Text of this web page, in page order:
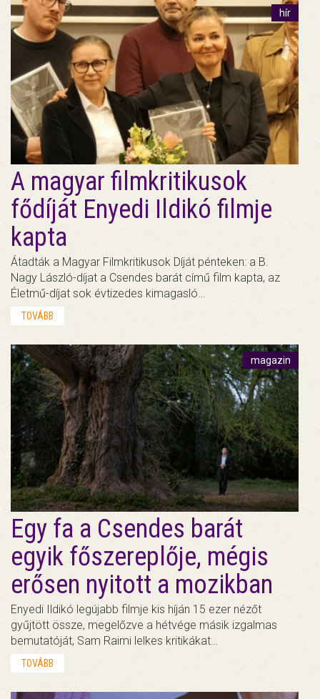
hír
A magyar filmkritikusok
fődíját Enyedi Ildikó filmje
kapta
Átadták a Magyar Filmkritikusok Díját pénteken: a B.
Nagy László-díjat a Csendes barát című film kapta, az
Életmű-díjat sok évtizedes kimagasló…
TOVÁBB
magazin
Egy fa a Csendes barát
egyik főszereplője, mégis
erősen nyitott a mozikban
Enyedi Ildikó legújabb filmje kis híján 15 ezer nézőt
gyűjtött össze, megelőzve a hétvége másik izgalmas
bemutatóját, Sam Raimi lelkes kritikákat…
TOVÁBB